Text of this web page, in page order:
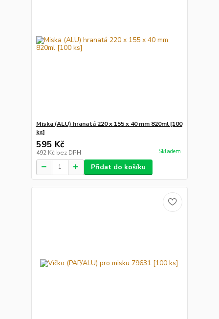
Miska (ALU) hranatá 220 x 155 x 40 mm 820ml [100
ks]
595 Kč
492 Kč bez DPH Skladem
Přidat do košíku